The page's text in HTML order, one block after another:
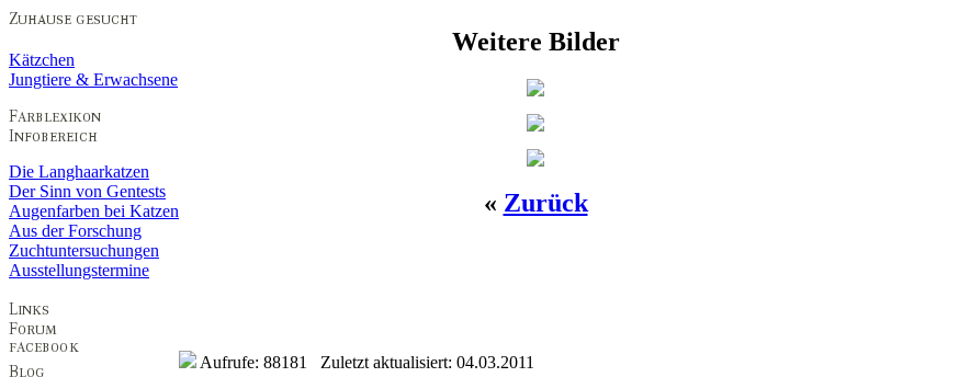
Kätzchen
Jungtiere & Erwachsene
Die Langhaarkatzen
Der Sinn von Gentests
Augenfarben bei Katzen
Aus der Forschung
Zuchtuntersuchungen
Ausstellungstermine
Weitere Bilder
« Zurück
Aufrufe: 88181 Zuletzt aktualisiert: 04.03.2011